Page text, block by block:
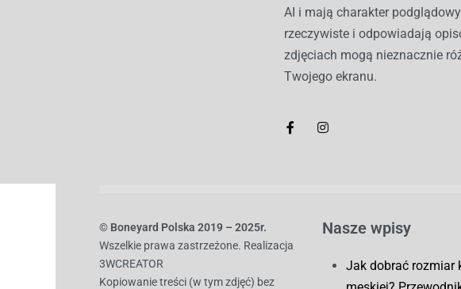
AI i mają charakter
rzeczywiste i odpowiadają
zdjęciach mogą nieznacznie
Twojego ekranu.
© Boneyard Polska 2019 – 2025r.
Wszelkie prawa zastrzeżone. Realizacja
3WCREATOR
Kopiowanie treści (w tym zdjęć) bez
Nasze wpisy
Jak dobrać rozmiar